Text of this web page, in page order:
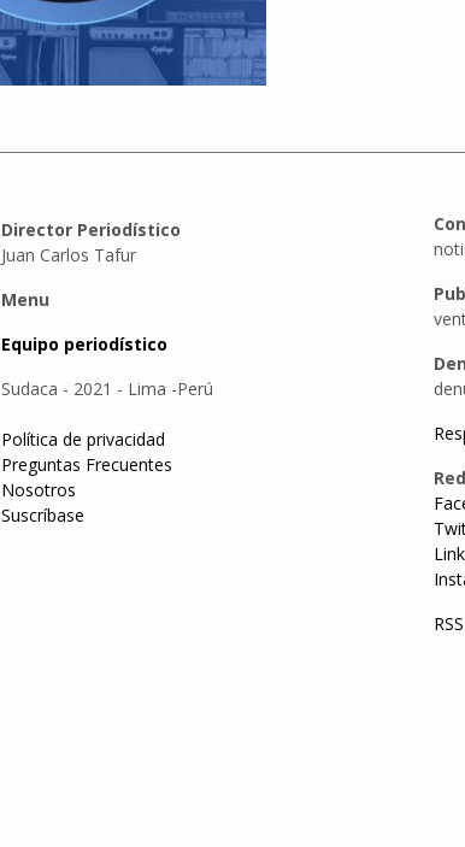
Director Periodístico
Juan Carlos Tafur
Menu
Equipo periodístico
Sudaca - 2021 - Lima -Perú
Política de privacidad
Preguntas Frecuentes
Nosotros
Suscríbase